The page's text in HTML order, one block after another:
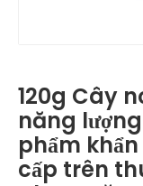
120g Cây
năng
phẩm
cấp trên